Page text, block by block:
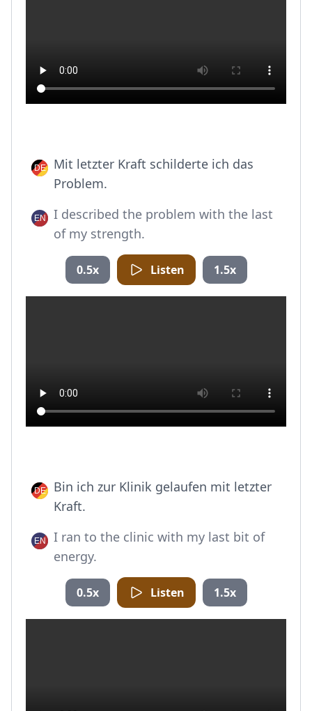
Mit letzter Kraft schilderte ich das
Problem.
I described the problem with the last
of my strength.
0.5x Listen 1.5x
Bin ich zur Klinik gelaufen mit letzter
Kraft.
I ran to the clinic with my last bit of
energy.
0.5x Listen 1.5x